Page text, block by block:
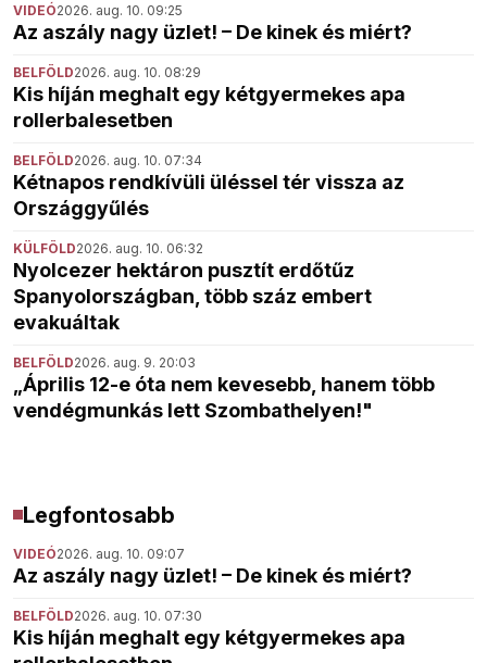
VIDEÓ2026. aug. 10. 09:25
Az aszály nagy üzlet! – De kinek és miért?
BELFÖLD2026. aug. 10. 08:29
Kis híján meghalt egy kétgyermekes apa
rollerbalesetben
BELFÖLD2026. aug. 10. 07:34
Kétnapos rendkívüli üléssel tér vissza az
Országgyűlés
KÜLFÖLD2026. aug. 10. 06:32
Nyolcezer hektáron pusztít erdőtűz
Spanyolországban, több száz embert
evakuáltak
BELFÖLD2026. aug. 9. 20:03
„Április 12-e óta nem kevesebb, hanem több
vendégmunkás lett Szombathelyen!"
Legfontosabb
VIDEÓ2026. aug. 10. 09:07
Az aszály nagy üzlet! – De kinek és miért?
BELFÖLD2026. aug. 10. 07:30
Kis híján meghalt egy kétgyermekes apa